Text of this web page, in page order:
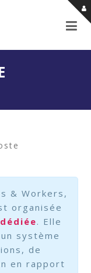
& Workers,
organisée
. Elle
système
de
en rapport